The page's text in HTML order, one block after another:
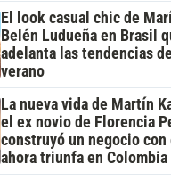
El look casual chic de
Belén Ludueña en Brasil
adelanta las tendencias del
verano
La nueva vida de Martín
el ex novio de Florencia
construyó un negocio con
ahora triunfa en Colombia